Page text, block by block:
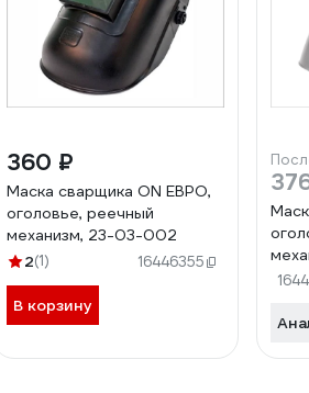
360 ₽
Маска сварщика ON ЕВРО,
оголовье, реечный
механизм, 23-03-002
2(1) 16446355
В корзину